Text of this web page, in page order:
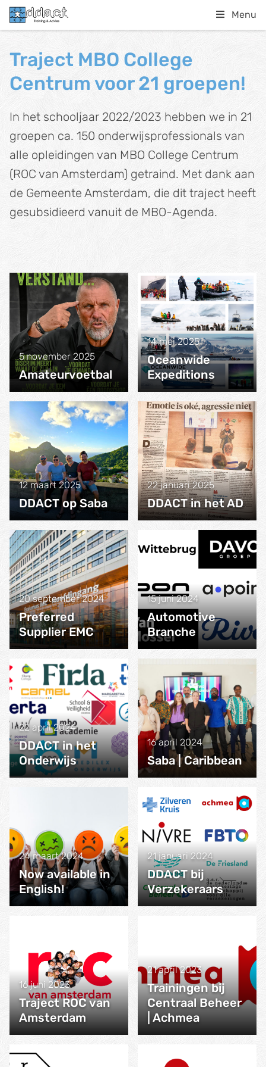
Menu
Traject MBO College
Centrum voor 21 groepen!
In het schooljaar 2022/2023 hebben we in 21
groepen ca. 150 onderwijsprofessionals van
alle opleidingen van MBO College Centrum
(ROC van Amsterdam) getraind. Met dank aan
de Gemeente Amsterdam, die dit traject heeft
gesubsidieerd vanuit de MBO-Agenda.
5 november 2025
Amateurvoetbal
14 mei 2025
Oceanwide
Expeditions
12 maart 2025
DDACT op Saba
22 januari 2025
DDACT in het AD
20 september 2024
Preferred
Supplier EMC
15 juni 2024
Automotive
Branche
22 april 2024
DDACT in het
Onderwijs
16 april 2024
Saba | Caribbean
24 maart 2024
Now available in
English!
21 januari 2024
DDACT bij
Verzekeraars
16 juni 2023
Traject ROC van
Amsterdam
21 april 2023
Trainingen bij
Centraal Beheer
| Achmea